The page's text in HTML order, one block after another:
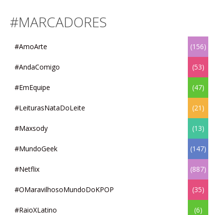
#MARCADORES
#AmoArte (156)
#AndaComigo (53)
#EmEquipe (47)
#LeiturasNataDoLeite (21)
#Maxsody (13)
#MundoGeek (147)
#Netflix (887)
#OMaravilhosoMundoDoKPOP (35)
#RaioXLatino (6)